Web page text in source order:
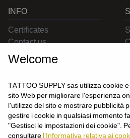
CONTACT US
INFO
Certificates
Contact us
Welcome
TATTOO SUPPLY sas utilizza cookie
sito Web per migliorare l'esperienza
l'utilizzo del sito e mostrare pubblicità
gestire i cookie in qualsiasi momento
"Gestisci le impostazioni dei cookie".
consultare l'Informativa relativa ai